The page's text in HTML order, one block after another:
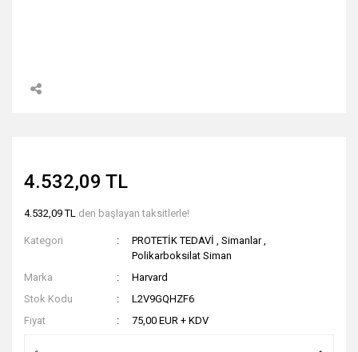
4.532,09 TL
4.532,09 TL den başlayan taksitlerle!
Kategori PROTETİK TEDAVİ ,Simanlar ,
Polikarboksilat Siman
Marka
Harvard
Stok Kodu
L2V9GQHZF6
Fiyat
75,00 EUR + KDV